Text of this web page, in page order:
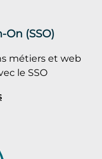
(SSO)
métiers et web
le SSO